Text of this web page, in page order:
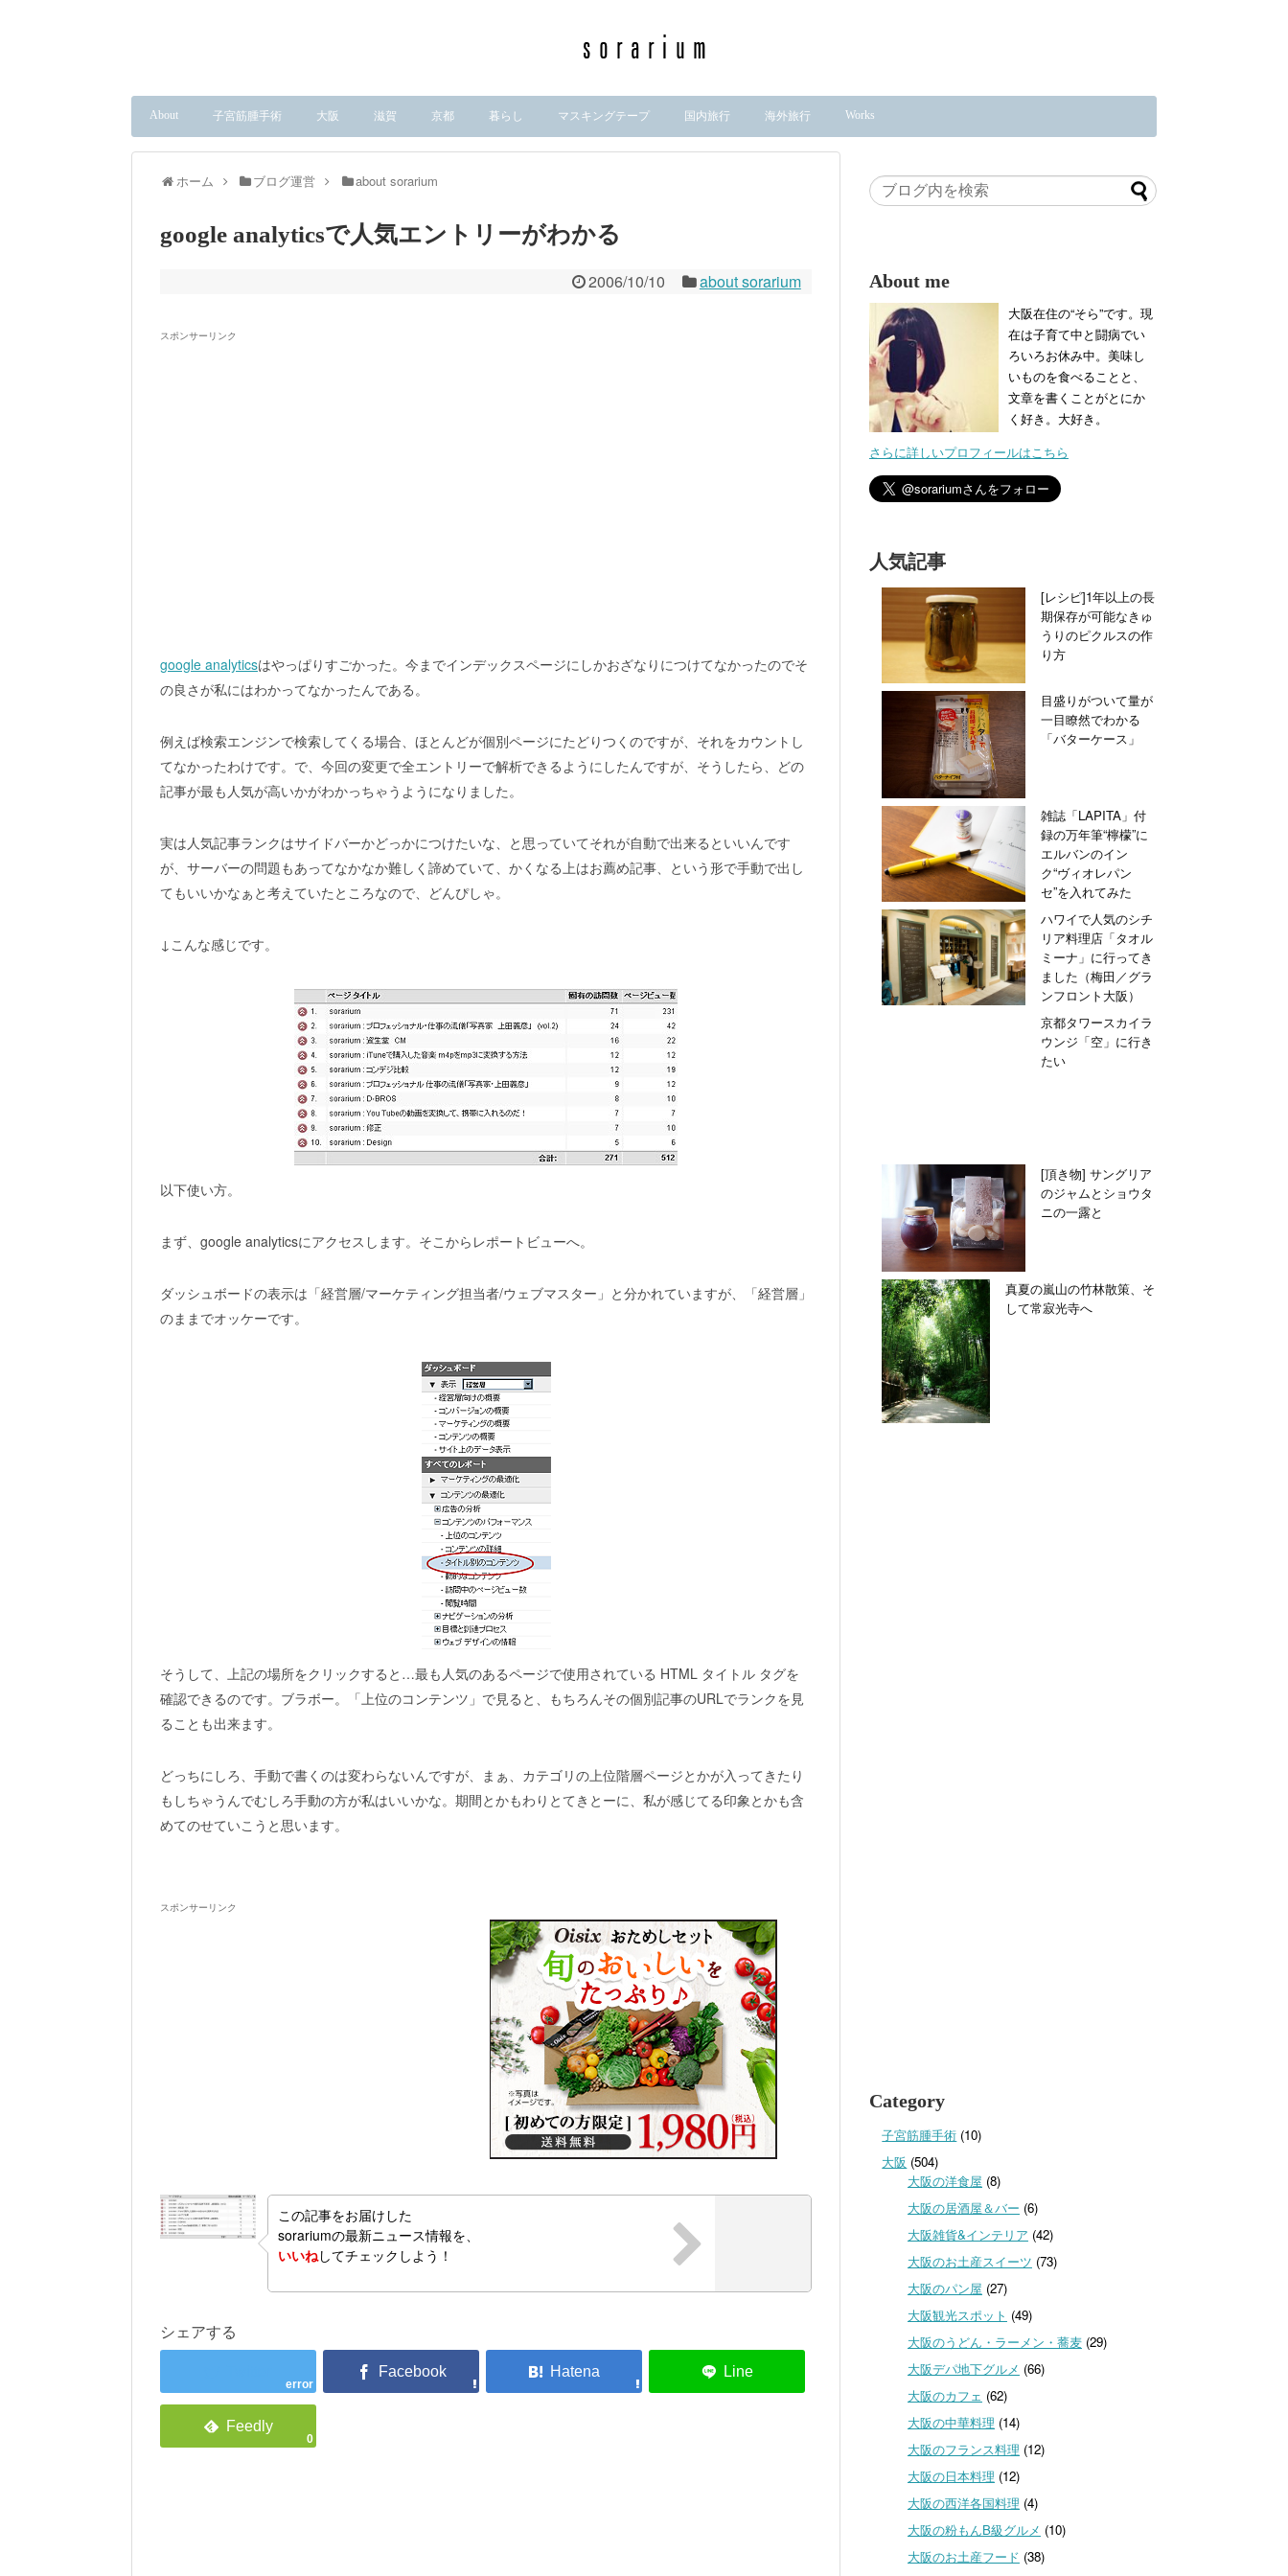
About 子宮筋腫手術 大阪 滋賀 京都 暮らし マスキングテープ 国内旅行 海外旅行 Works
ホーム ブログ運営 about sorarium
google analyticsで人気エントリーがわかる
2006/10/10 about sorarium
スポンサーリンク
google analyticsはやっぱりすごかった。今までインデックスページにしかおざなりにつけてなかったのでそ
の良さが私にはわかってなかったんである。
例えば検索エンジンで検索してくる場合、ほとんどが個別ページにたどりつくのですが、それをカウントし
てなかったわけです。で、今回の変更で全エントリーで解析できるようにしたんですが、そうしたら、どの
記事が最も人気が高いかがわかっちゃうようになりました。
実は人気記事ランクはサイドバーかどっかにつけたいな、と思っていてそれが自動で出来るといいんです
が、サーバーの問題もあってなかなか難しく諦めていて、かくなる上はお薦め記事、という形で手動で出し
てもいいかなぁと考えていたところなので、どんぴしゃ。
↓こんな感じです。
以下使い方。
まず、google analyticsにアクセスします。そこからレポートビューへ。
ダッシュボードの表示は「経営層/マーケティング担当者/ウェブマスター」と分かれていますが、「経営層」
のままでオッケーです。
そうして、上記の場所をクリックすると…最も人気のあるページで使用されている HTML タイトル タグを
確認できるのです。ブラボー。「上位のコンテンツ」で見ると、もちろんその個別記事のURLでランクを見
ることも出来ます。
どっちにしろ、手動で書くのは変わらないんですが、まぁ、カテゴリの上位階層ページとかが入ってきたり
もしちゃうんでむしろ手動の方が私はいいかな。期間とかもわりとてきとーに、私が感じてる印象とかも含
めてのせていこうと思います。
スポンサーリンク
この記事をお届けした
sorariumの最新ニュース情報を、
いいねしてチェックしよう！
シェアする
error
0
About me
大阪在住の“そら”です。現
在は子育て中と闘病でい
ろいろお休み中。美味し
いものを食べることと、
文章を書くことがとにか
く好き。大好き。
さらに詳しいプロフィールはこちら
人気記事
[レシピ]1年以上の長
期保存が可能なきゅ
うりのピクルスの作
り方
目盛りがついて量が
一目瞭然でわかる
「バターケース」
雑誌「LAPITA」付
録の万年筆“檸檬”に
エルバンのイン
ク“ヴィオレパン
セ”を入れてみた
ハワイで人気のシチ
リア料理店「タオル
ミーナ」に行ってき
ました（梅田／グラ
ンフロント大阪）
京都タワースカイラ
ウンジ「空」に行き
たい
[頂き物] サングリア
のジャムとショウタ
ニの一露と
真夏の嵐山の竹林散策、そ
して常寂光寺へ
Category
子宮筋腫手術 (10)
大阪 (504)
大阪の洋食屋 (8)
大阪の居酒屋＆バー (6)
大阪雑貨&インテリア (42)
大阪のお土産スイーツ (73)
大阪のパン屋 (27)
大阪観光スポット (49)
大阪のうどん・ラーメン・蕎麦(29)
大阪デパ地下グルメ (66)
大阪のカフェ (62)
大阪の中華料理 (14)
大阪のフランス料理 (12)
大阪の日本料理 (12)
大阪の西洋各国料理 (4)
大阪の粉もんB級グルメ (10)
大阪のお土産フード (38)